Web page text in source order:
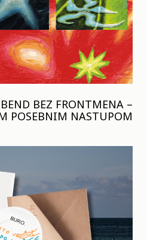
BEZ FRONTMENA –
POSEBNIM NASTUPOM